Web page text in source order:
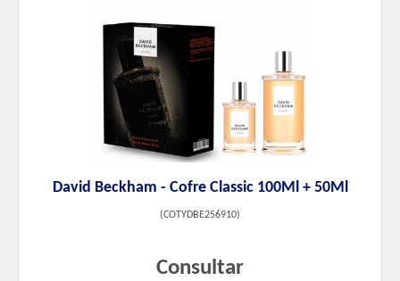
David Beckham - Cofre Classic 100Ml + 50Ml
(COTYDBE256910)
Consultar